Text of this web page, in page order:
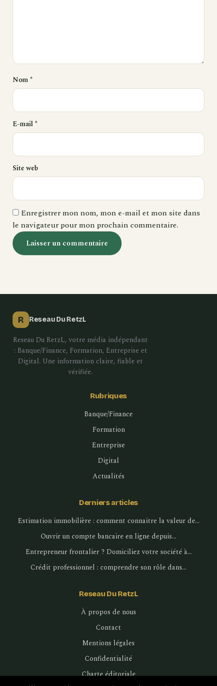
Nom*
E-mail*
Site web
Enregistrer mon nom, mon e-mail et mon site dans
le navigateur pour mon prochain commentaire.
R Reseau Du RetzL
Reseau Du RetzL, votre média indépendant
: Banque/Finance, Formation, Entreprise et
Digital. Une information claire, fiable et
vérifiée.
Rubriques
Banque/Finance
Formation
Entreprise
Digital
Actualités
Derniers articles
Estimation immobilière : comment connaitre la valeur de…
Ouvrir un compte bancaire en ligne depuis…
Entrepreneur frontalier ? Domiciliez votre société à…
Crédit professionnel : comprendre son rôle dans…
Reseau Du RetzL
À propos de nous
Contact
Mentions légales
Confidentialité
Charte éditoriale